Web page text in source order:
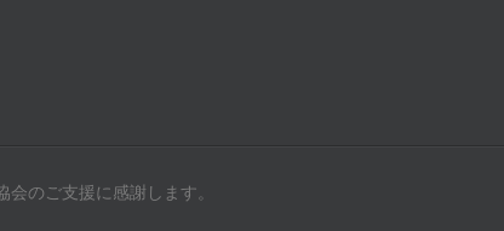
のご支援に感謝します。